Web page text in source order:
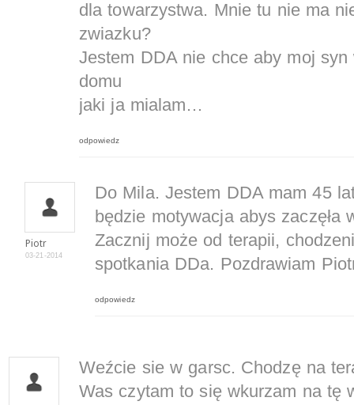
dla towarzystwa. Mnie tu nie ma
zwiazku?
Jestem DDA nie chce aby moj
domu
jaki ja mialam…
odpowiedz
Piotr
03-21-2014
Do Mila. Jestem DDA mam 45
będzie motywacja abys zaczęła
Zacznij może od terapii,
spotkania DDa. Pozdrawiam
odpowiedz
Weźcie sie w garsc. Chodzę na
Was czytam to się wkurzam na tę